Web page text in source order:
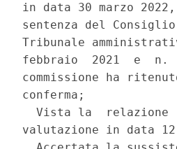
in data 30 marzo
sentenza del
Tribunale
febbraio  2021  e  n.
commissione ha
conferma;
Vista la  relazione
valutazione in data